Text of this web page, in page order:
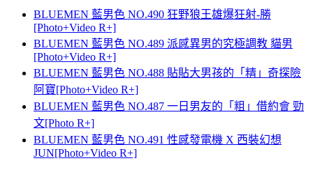
BLUEMEN 藍男色 NO.490 狂野狼王雄爆狂射-勝
[Photo+Video R+]
BLUEMEN 藍男色 NO.489 派感異男的究極調教 貓男
[Photo+Video R+]
BLUEMEN 藍男色 NO.488 貼貼大男孩的「精」奇探險
阿寶[Photo+Video R+]
BLUEMEN 藍男色 NO.487 一日男友的「粗」借約會 勁
文[Photo R+]
BLUEMEN 藍男色 NO.491 性感發電機 X 西裝幻想
JUN[Photo+Video R+]